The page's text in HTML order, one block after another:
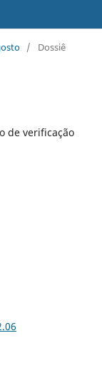
/ Dossiê
de verificação